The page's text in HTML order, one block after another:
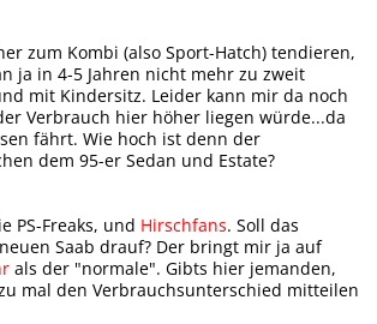
zum Kombi (also Sport-Hatch) tendieren,
ja in 4-5 Jahren nicht mehr zu zweit
mit Kindersitz. Leider kann mir da noch
Verbrauch hier höher liegen würde...da
fährt. Wie hoch ist denn der
dem 95-er Sedan und Estate?
PS-Freaks, und Hirschfans. Soll das
Saab drauf? Der bringt mir ja auf
als der "normale". Gibts hier jemanden,
mal den Verbrauchsunterschied mitteilen